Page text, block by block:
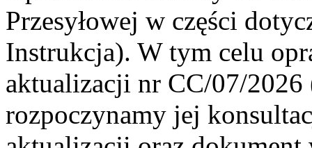
Przesyłowej w części
Instrukcja). W tym celu
aktualizacji nr CC/07/
rozpoczynamy jej